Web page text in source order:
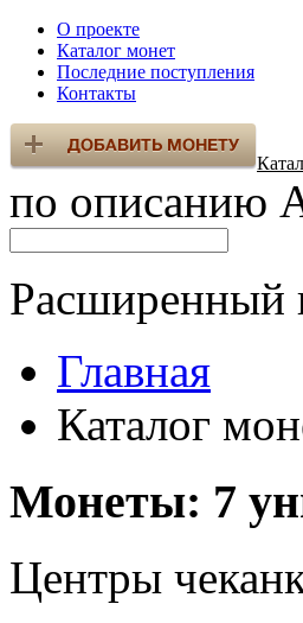
О проекте
Каталог монет
Последние поступления
Контакты
по описанию
Расширенный
Главная
Каталог
Монеты: 7
Центры